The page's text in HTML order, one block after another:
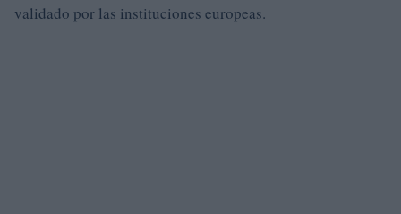
validado por las instituciones europeas.